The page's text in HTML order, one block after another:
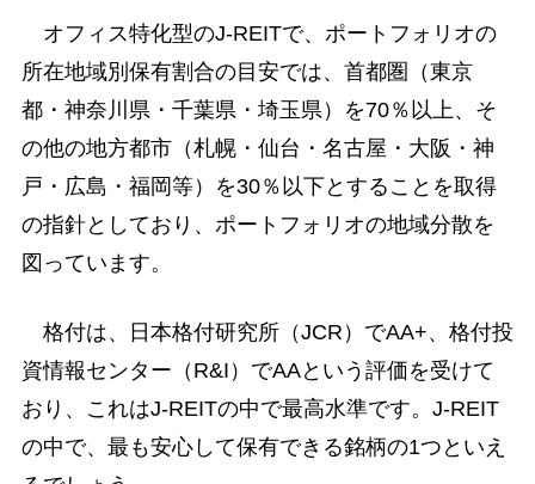
オフィス特化型のJ-REITで、ポートフォリオの
所在地域別保有割合の目安では、首都圏（東京
都・神奈川県・千葉県・埼玉県）を70％以上、そ
の他の地方都市（札幌・仙台・名古屋・大阪・神
戸・広島・福岡等）を30％以下とすることを取得
の指針としており、ポートフォリオの地域分散を
図っています。
格付は、日本格付研究所（JCR）でAA+、格付投
資情報センター（R&I）でAAという評価を受けて
おり、これはJ-REITの中で最高水準です。J-REIT
の中で、最も安心して保有できる銘柄の1つといえ